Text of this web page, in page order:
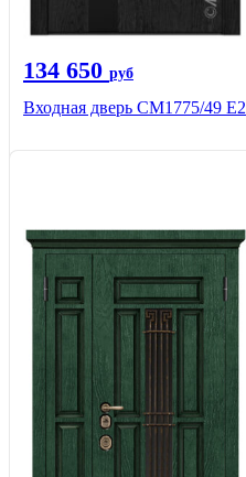
134 650 руб
Входная дверь СМ1775/49 Е2